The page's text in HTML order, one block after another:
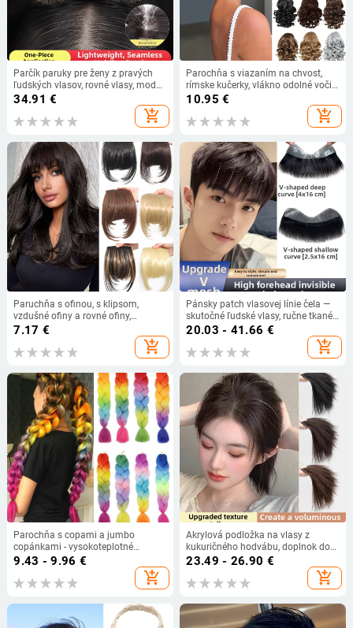
Parčík paruky pre ženy z pravých
ľudských vlasov, rovné vlasy, model
Velcro U-tvaru, spracovateľský
kučeravenie
34.91 €
add_shopping_cart
Parochňa s viazaním na chvost,
rímske kučerky, vlákno odolné voči
teplu, mechanické spracovanie, pre
ženy, vhodné pre všetky odtiene
pleti
10.95 €
add_shopping_cart
Paruchňa s ofinou, s klipsom,
vzdušné ofiny a rovné ofiny,
syntetické vlákno odolné voči
7.17 €
add_shopping_cart
Pánsky patch vlasovej línie čela —
skutočné ľudské vlasy, ručne tkané,
neviditeľné, priedušné, v tvare M
20.03 - 41.66 €
add_shopping_cart
Parochňa s copami a jumbo
copánkami - vysokoteplotné
syntetické vlákna, mechanická
9.43 - 9.96 €
add_shopping_cart
Akrylová podložka na vlasy z
kukuričného hodvábu, doplnok do
vlasov, zvyšuje objem na temene,
23.49 - 26.90 €
add_shopping_cart